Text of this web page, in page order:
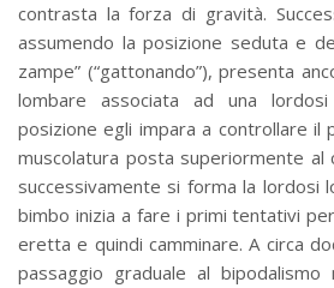
contrasta la forza di gravità.
assumendo la posizione seduta e
zampe” (“gattonando”), presenta
lombare associata ad una
posizione egli impara a controllare il
muscolatura posta superiormente al
successivamente si forma la lordosi
bimbo inizia a fare i primi tentativi
eretta e quindi camminare. A circa
passaggio graduale al